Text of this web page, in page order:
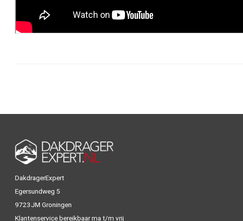
DakdragerExpert
Egersundweg 5
9723JM Groningen
Klantenservice bereikbaar ma t/m vrij